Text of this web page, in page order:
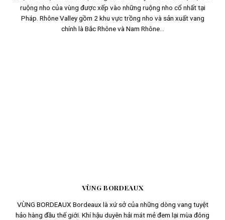
ruộng nho của vùng được xếp vào những ruộng nho cổ nhất tại
Pháp. Rhône Valley gồm 2 khu vực trồng nho và sản xuất vang
chính là Bắc Rhône và Nam Rhône...
VÙNG BORDEAUX
VÙNG BORDEAUX Bordeaux là xứ sở của những dòng vang tuyệt
hảo hàng đầu thế giới. Khí hậu duyên hải mát mẻ đem lại mùa đông